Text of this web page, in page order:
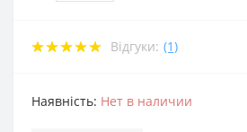
Відгуки: (1)
Наявність: Нет в наличии